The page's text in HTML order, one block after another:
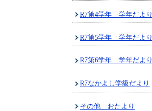
R7第4学年 学年だより
R7第5学年 学年だより
R7第6学年 学年だより
R7なかよし学級だより
その他 おたより